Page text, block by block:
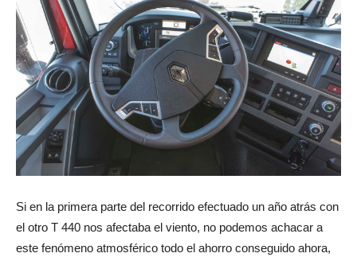
Si en la primera parte del recorrido efectuado un año atrás con
el otro T 440 nos afectaba el viento, no podemos achacar a
este fenómeno atmosférico todo el ahorro conseguido ahora,